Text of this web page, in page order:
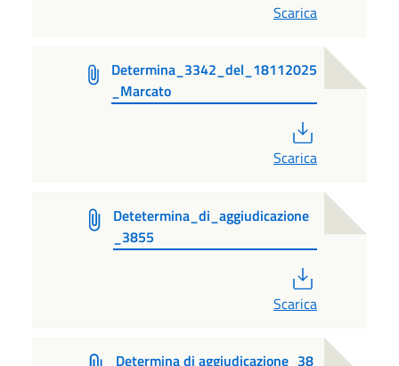
Scarica
Determina_3342_del_18112025
_Marcato
Scarica
Detetermina_di_aggiudicazione
_3855
Scarica
Determina di aggiudicazione_38